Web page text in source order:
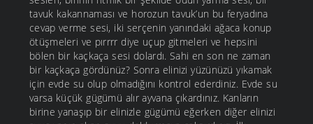
tavuk kakannaması ve horozun tavuk’un bu feryadına
cevap verme sesi, iki serçenin yanındaki ağaca konup
ötüşmeleri ve pırrrr diye uçup gitmeleri ve hepsini
bölen bir kaçkaça sesi dolardı. Sahi en son ne zaman
bir kaçkaça gördünüz? Sonra elinizi yüzünüzü yıkamak
için evde su olup olmadığını kontrol ederdiniz. Evde su
varsa küçük gügümü alır ayvana çıkardınız. Kanların
birine yanaşıp bir elinizle gügümü eğerken diğer elinizi